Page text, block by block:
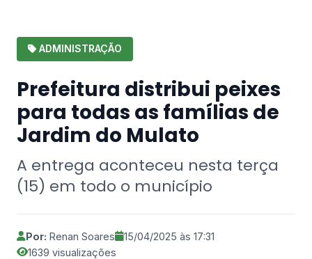
ADMINISTRAÇÃO
Prefeitura distribui peixes
para todas as famílias de
Jardim do Mulato
A entrega aconteceu nesta terça
(15) em todo o município
Por: Renan Soares
15/04/2025 às 17:31
1639 visualizações